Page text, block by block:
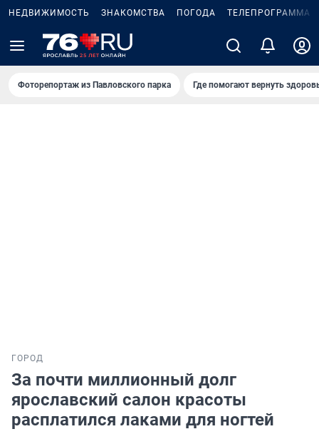
НЕДВИЖИМОСТЬ ЗНАКОМСТВА ПОГОДА ТЕЛЕПРОГРАММА
Фоторепортаж из Павловского парка Где помогают вернуть
ГОРОД
За почти миллионный долг
ярославский салон красоты
расплатился лаками для ногтей